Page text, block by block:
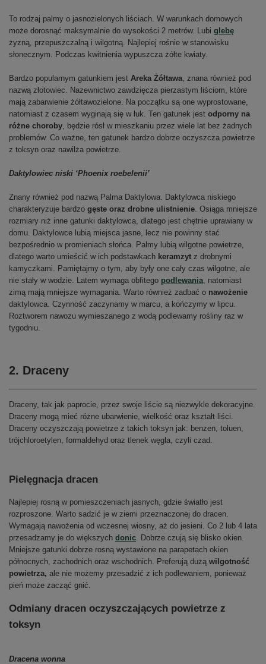
To rodzaj palmy o jasnozielonych liściach. W warunkach domowych
może dorosnąć maksymalnie do wysokości 2 metrów. Lubi glebę
żyzną, przepuszczalną i wilgotną. Najlepiej rośnie w stanowisku
słonecznym. Podczas kwitnienia wypuszcza żółte kwiaty.
Bardzo popularnym gatunkiem jest Areka Żółtawa , znana również pod
nazwą złotowiec. Nazewnictwo zawdzięcza pierzastym liściom, które
mają zabarwienie żółtawozielone. Na początku są one wyprostowane,
natomiast z czasem wyginają się w łuk. Ten gatunek jest odporny na
różne choroby , będzie rósł w mieszkaniu przez wiele lat bez żadnych
problemów. Co ważne, ten gatunek bardzo dobrze oczyszcza powietrze
z toksyn oraz nawilża powietrze.
Daktylowiec niski ‘Phoenix roebelenii’
Znany również pod nazwą Palma Daktylowa. Daktylowca niskiego
charakteryzuje bardzo gęste oraz drobne ulistnienie . Osiąga mniejsze
rozmiary niż inne gatunki daktylowca, dlatego jest chętnie uprawiany w
domu. Daktylowce lubią miejsca jasne, lecz nie powinny stać
bezpośrednio w promieniach słońca. Palmy lubią wilgotne powietrze,
dlatego warto umieścić w ich podstawkach keramzyt z drobnymi
kamyczkami. Pamiętajmy o tym, aby były one cały czas wilgotne, ale
nie stały w wodzie. Latem wymaga obfitego podlewania , natomiast
zimą mają mniejsze wymagania. Warto również zadbać o nawożenie
daktylowca. Czynność zaczynamy w marcu, a kończymy w lipcu.
Roztworem nawozu wymieszanego z wodą podlewamy rośliny raz w
tygodniu.
2. Draceny
Draceny, tak jak paprocie, przez swoje liście są niezwykle dekoracyjne.
Draceny mogą mieć różne ubarwienie, wielkość oraz kształt liści.
Draceny oczyszczają powietrze z takich toksyn jak: benzen, toluen,
trójchloroetylen, formaldehyd oraz tlenek węgla, czyli czad.
Pielęgnacja dracen
Najlepiej rosną w pomieszczeniach jasnych, gdzie światło jest
rozproszone. Warto sadzić je w ziemi przeznaczonej do dracen.
Wymagają nawożenia od wczesnej wiosny, aż do jesieni. Co 2 lub 4 lata
przesadzamy je do większych donic . Dobrze czują się blisko okien.
Mniejsze gatunki dobrze rosną wystawione na parapetach okien
północnych, zachodnich oraz wschodnich. Preferują dużą wilgotność
powietrza, ale nie możemy przesadzić z ich podlewaniem, ponieważ
pień może zacząć gnić.
Odmiany dracen oczyszczających powietrze z
toksyn
Dracena wonna